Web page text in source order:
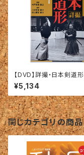
【DVD】詳撮・日本剣道形
¥5,134
同じカテゴリの商品